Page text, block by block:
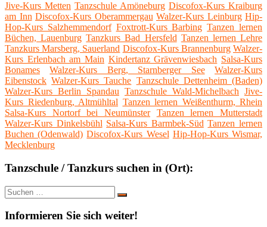
Jive-Kurs Metten Tanzschule Amöneburg Discofox-Kurs Kraiburg
am Inn Discofox-Kurs Oberammergau Walzer-Kurs Leinburg Hip-
Hop-Kurs Salzhemmendorf Foxtrott-Kurs Barbing Tanzen lernen
Büchen, Lauenburg Tanzkurs Bad Hersfeld Tanzen lernen Lehre
Tanzkurs Marsberg, Sauerland Discofox-Kurs Brannenburg Walzer-
Kurs Erlenbach am Main Kindertanz Grävenwiesbach Salsa-Kurs
Bonames
Walzer-Kurs Berg, Starnberger See
Walzer-Kurs
Eibenstock Walzer-Kurs Tauche Tanzschule Dettenheim (Baden)
Walzer-Kurs Berlin Spandau Tanzschule Wald-Michelbach Jive-
Kurs Riedenburg, Altmühltal Tanzen lernen Weißenthurm, Rhein
Salsa-Kurs Nortorf bei Neumünster
Tanzen lernen Mutterstadt
Walzer-Kurs Dinkelsbühl Salsa-Kurs Barmbek-Süd Tanzen lernen
Buchen (Odenwald) Discofox-Kurs Wesel Hip-Hop-Kurs Wismar,
Mecklenburg
Tanzschule / Tanzkurs suchen in (Ort):
Suche
nach:
Suchen
Informieren Sie sich weiter!